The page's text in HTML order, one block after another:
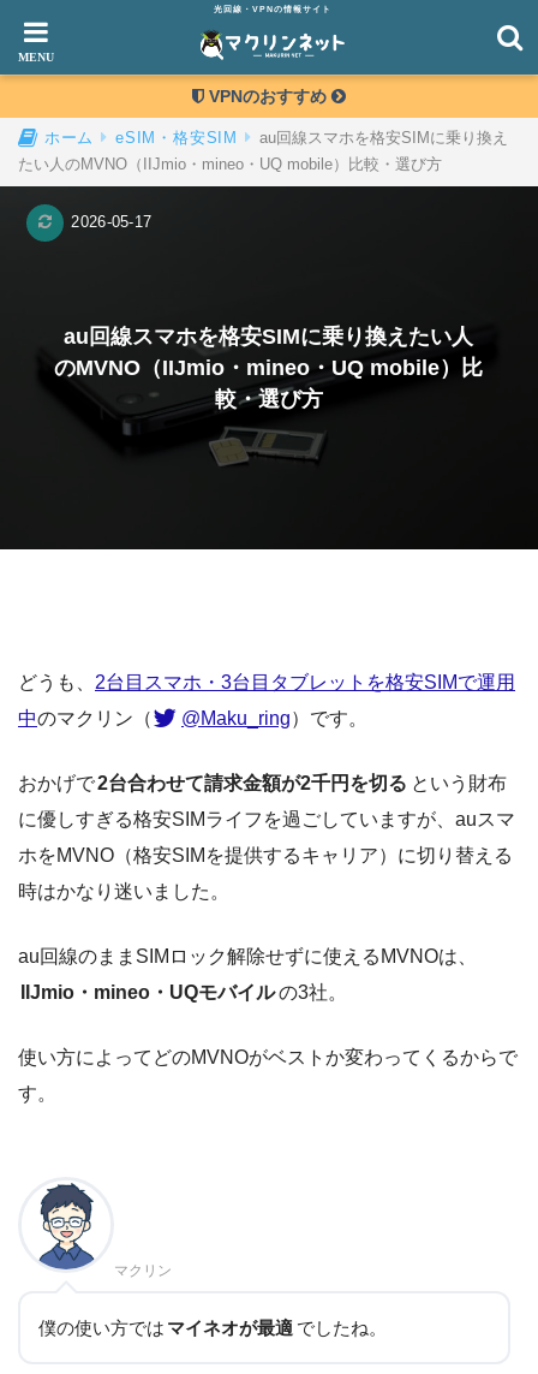
光回線・VPNの情報サイト
VPNのおすすめ
ホーム eSIM・格安SIM
au回線スマホを格安SIMに乗り換え
たい人のMVNO（IIJmio・mineo・UQ mobile）比較・選び方
au回線スマホを格安SIMに乗り換えたい人
のMVNO（IIJmio・mineo・UQ mobile）比
較・選び方
2026-05-17
どうも、 2台目スマホ・3台目タブレットを格安SIMで運用
中のマクリン（ @Maku_ring）です。
おかげで2台合わせて請求金額が2千円を切る という財布
に優しすぎる格安SIMライフを過ごしていますが、auスマ
ホをMVNO（格安SIMを提供するキャリア）に切り替える
時はかなり迷いました。
au回線のままSIMロック解除せずに使えるMVNOは、
IIJmio・mineo・UQモバイルの3社。
使い方によってどのMVNOがベストか変わってくるからで
す。
マクリン
僕の使い方では マイネオが最適 でしたね。